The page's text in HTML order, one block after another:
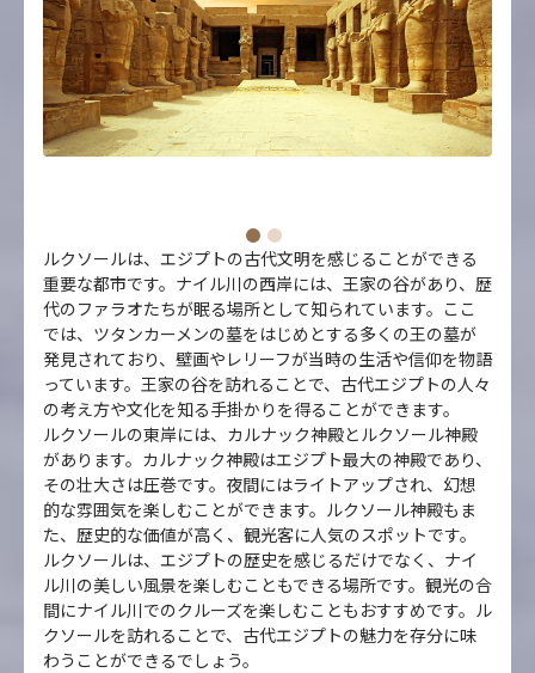
ルクソールは、エジプトの古代文明を感じることができる
重要な都市です。ナイル川の西岸には、王家の谷があり、歴
代のファラオたちが眠る場所として知られています。ここ
では、ツタンカーメンの墓をはじめとする多くの王の墓が
発見されており、壁画やレリーフが当時の生活や信仰を物語
っています。王家の谷を訪れることで、古代エジプトの人々
の考え方や文化を知る手掛かりを得ることができます。
ルクソールの東岸には、カルナック神殿とルクソール神殿
があります。カルナック神殿はエジプト最大の神殿であり、
その壮大さは圧巻です。夜間にはライトアップされ、幻想
的な雰囲気を楽しむことができます。ルクソール神殿もま
た、歴史的な価値が高く、観光客に人気のスポットです。
ルクソールは、エジプトの歴史を感じるだけでなく、ナイ
ル川の美しい風景を楽しむこともできる場所です。観光の合
間にナイル川でのクルーズを楽しむこともおすすめです。ル
クソールを訪れることで、古代エジプトの魅力を存分に味
わうことができるでしょう。